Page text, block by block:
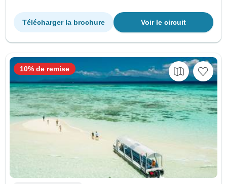
Voir le circuit
Télécharger la brochure
10% de remise